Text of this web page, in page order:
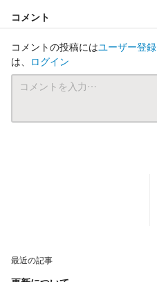
コメント
コメントの投稿にはユーザー登録
は、 ログイン
最近の記事